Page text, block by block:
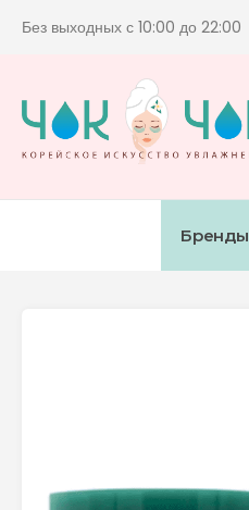
Без выходных с 10:00 до 22:00
Бренды